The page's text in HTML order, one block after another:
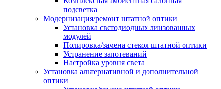
подсветка
Модернизация/ремонт штатной оптики
Установка светодиодных линзованных
модулей
Полировка/замена стекол штатной оптики
Устранение запотеваний
Настройка уровня света
Установка альтернативной и дополнительной
оптики